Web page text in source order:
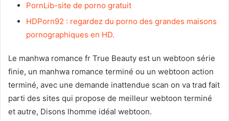
PornLib-site de porno gratuit
HDPorn92 : regardez du porno des grandes maisons
pornographiques en HD.
Le manhwa romance fr True Beauty est un webtoon série
finie, un manhwa romance terminé ou un webtoon action
terminé, avec une demande inattendue scan on va trad fait
parti des sites qui propose de meilleur webtoon terminé
et autre, Disons lhomme idéal webtoon.